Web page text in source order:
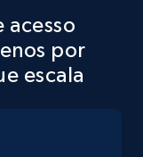
and
acesso
por
escala